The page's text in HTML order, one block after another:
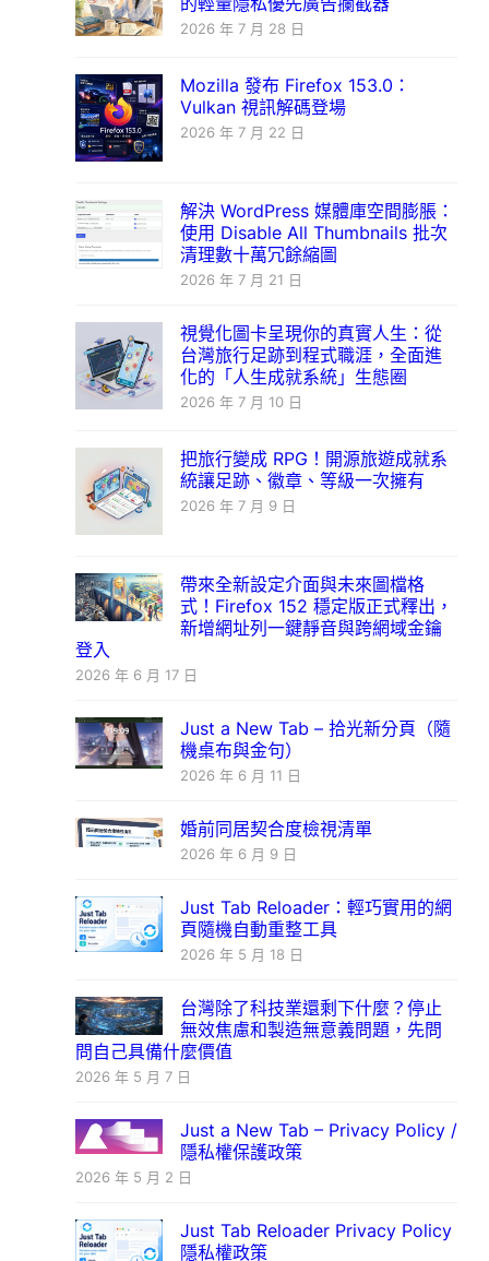
2026 年 7 月 28 日
Mozilla 發布 Firefox 153.0：
Vulkan 視訊解碼登場
2026 年 7 月 22 日
解決 WordPress 媒體庫空間膨脹：
使用 Disable All Thumbnails 批次
清理數十萬冗餘縮圖
2026 年 7 月 21 日
視覺化圖卡呈現你的真實人生：從
台灣旅行足跡到程式職涯，全面進
化的「人生成就系統」生態圈
2026 年 7 月 10 日
把旅行變成 RPG！開源旅遊成就系
統讓足跡、徽章、等級一次擁有
2026 年 7 月 9 日
帶來全新設定介面與未來圖檔格
式！Firefox 152 穩定版正式釋出，
新增網址列一鍵靜音與跨網域金鑰
登入
2026 年 6 月 17 日
Just a New Tab – 拾光新分頁（隨
機桌布與金句）
2026 年 6 月 11 日
婚前同居契合度檢視清單
2026 年 6 月 9 日
Just Tab Reloader：輕巧實用的網
頁隨機自動重整工具
2026 年 5 月 18 日
台灣除了科技業還剩下什麼？停止
無效焦慮和製造無意義問題，先問
問自己具備什麼價值
2026 年 5 月 7 日
Just a New Tab – Privacy Policy /
隱私權保護政策
2026 年 5 月 2 日
Just Tab Reloader Privacy Policy
隱私權政策